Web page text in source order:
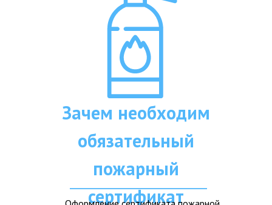
Зачем необходим
обязательный
пожарный
сертификат